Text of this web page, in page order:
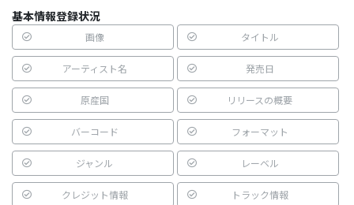
基本情報登録状況
画像 タイトル
アーティスト名 発売日
原産国 リリースの概要
バーコード フォーマット
ジャンル レーベル
クレジット情報 トラック情報